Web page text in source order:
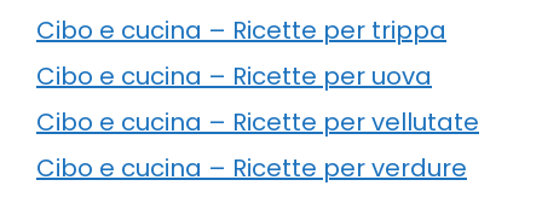
Cibo e cucina – Ricette per trippa
Cibo e cucina – Ricette per uova
Cibo e cucina – Ricette per vellutate
Cibo e cucina – Ricette per verdure